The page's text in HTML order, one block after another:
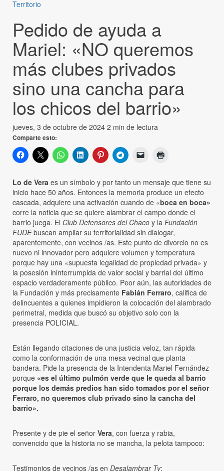
Territorio
Pedido de ayuda a
Mariel: «NO queremos
más clubes privados
sino una cancha para
los chicos del barrio»
jueves, 3 de octubre de 2024 2 min de lectura
Comparte esto:
Lo de Vera es un símbolo y por tanto un mensaje que tiene su
inicio hace 50 años. Entonces la memoria produce un efecto
cascada, adquiere una activación cuando de «boca en boca»
corre la noticia que se quiere alambrar el campo donde el
barrio juega. El Club Defensores del Chaco y la Fundación
FUDEbuscan ampliar su territorialidad sin dialogar,
aparentemente, con vecinos /as. Este punto de divorcio no es
nuevo ni innovador pero adquiere volumen y temperatura
porque hay una «supuesta legalidad de propiedad privada» y
la posesión ininterrumpida de valor social y barrial del último
espacio verdaderamente público. Peor aún, las autoridades de
la Fundación y más precisamente Fabián Ferraro, califica de
delincuentes a quienes impidieron la colocación del alambrado
perimetral, medida que buscó su objetivo solo con la
presencia POLICIAL.
Están llegando citaciones de una justicia veloz, tan rápida
como la conformación de una mesa vecinal que planta
bandera. Pide la presencia de la Intendenta Mariel Fernández
porque «es el último pulmón verde que le queda al barrio
porque los demás predios han sido tomados por el señor
Ferraro, no queremos club privado sino la cancha del
barrio».
Presente y de pie el señor Vera, con fuerza y rabia,
convencido que la historia no se mancha, la pelota tampoco:
Testimonios de vecinos /as en Desalambrar Tv: